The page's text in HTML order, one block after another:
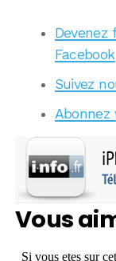
Devenez
Facebook
Suivez
Abonnez
Vous